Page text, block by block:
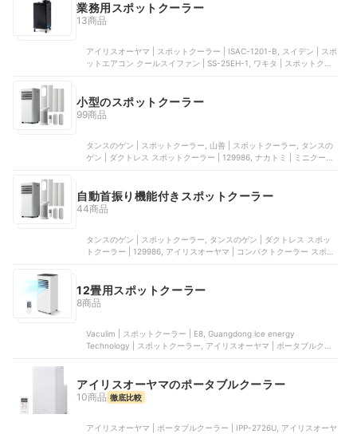
業務用スポットクーラー
13商品
アイリスオーヤマ | スポットクーラー | ISAC-1201-B, スイデン | スポ
ットエアコン クールスイファン | SS-25EH-1, ワキタ | スポットクー
小型のスポットクーラー
99商品
タンスのゲン | スポットクーラー, 山善 | スポットクーラー, タンスの
ゲン | ダクトレス スポットクーラー | 129986, ナカトミ | ミニクーラ
自動首振り機能付きスポットクーラー
44商品
タンスのゲン | スポットクーラー, タンスのゲン | ダクトレス スポッ
トクーラー | 129986, アイリスオーヤマ | コンパクトクーラー スポッ
3D
12畳用スポットクーラー
8商品
Vaculim | スポットクーラー | E8, Guangdong lce energy
Technology | スポットクーラー, アイリスオーヤマ | ポータブルクー
アイリスオーヤマのポータブルクーラー
10商品 徹底比較
アイリスオーヤマ | ポータブルクーラー | IPP-2726U, アイリスオーヤ